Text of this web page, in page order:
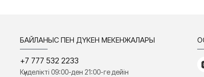
БАЙЛАНЫС ПЕН ДҮКЕН МЕКЕНЖАЛАРЫ
+7 777 532 2233
Күнделікті 09:00-ден 21:00-ге дейін